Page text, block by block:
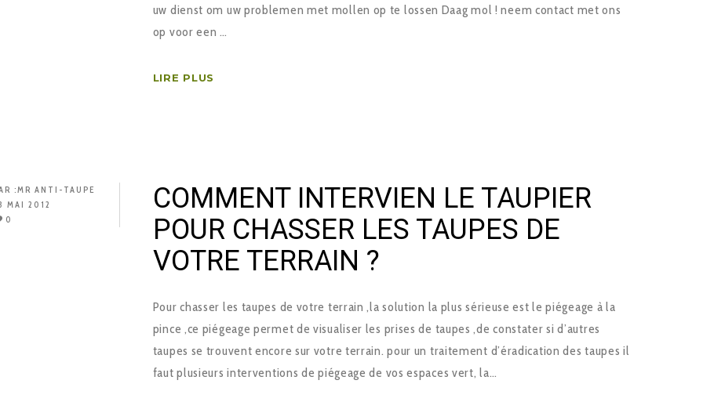
uw dienst om uw problemen met mollen op te lossen Daag mol ! neem contact met ons
op voor een …
LIRE PLUS
:MR ANTI-TAUPE
MAI 2012
0
COMMENT INTERVIEN LE TAUPIER
POUR CHASSER LES TAUPES DE
VOTRE TERRAIN ?
Pour chasser les taupes de votre terrain ,la solution la plus sérieuse est le piégeage à la
pince ,ce piégeage permet de visualiser les prises de taupes ,de constater si d’autres
taupes se trouvent encore sur votre terrain. pour un traitement d’éradication des taupes il
faut plusieurs interventions de piégeage de vos espaces vert, la…